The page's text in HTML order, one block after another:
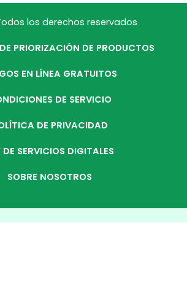
los derechos reservados
PRIORIZACIÓN DE PRODUCTOS
EN LÍNEA GRATUITOS
DE SERVICIO
DE PRIVACIDAD
DE SERVICIOS DIGITALES
SOBRE NOSOTROS